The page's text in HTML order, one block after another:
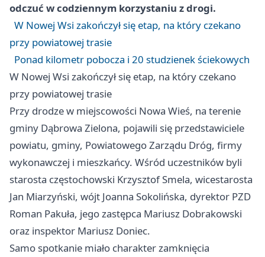
odczuć w codziennym korzystaniu z drogi.
W Nowej Wsi zakończył się etap, na który czekano
przy powiatowej trasie
Ponad kilometr pobocza i 20 studzienek ściekowych
W Nowej Wsi zakończył się etap, na który czekano
przy powiatowej trasie
Przy drodze w miejscowości Nowa Wieś, na terenie
gminy Dąbrowa Zielona, pojawili się przedstawiciele
powiatu, gminy, Powiatowego Zarządu Dróg, firmy
wykonawczej i mieszkańcy. Wśród uczestników byli
starosta częstochowski Krzysztof Smela, wicestarosta
Jan Miarzyński, wójt Joanna Sokolińska, dyrektor PZD
Roman Pakuła, jego zastępca Mariusz Dobrakowski
oraz inspektor Mariusz Doniec.
Samo spotkanie miało charakter zamknięcia